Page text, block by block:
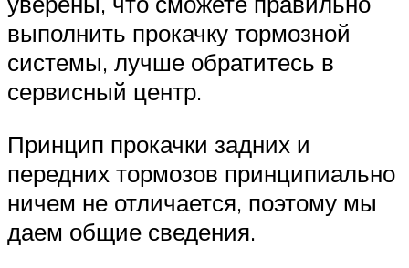
выполнить прокачку тормозной
системы, лучше обратитесь в
сервисный центр.
Принцип прокачки задних и
передних тормозов принципиально
ничем не отличается, поэтому мы
даем общие сведения.